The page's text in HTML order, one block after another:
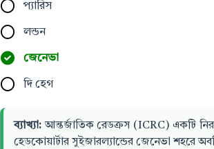
প্যারিস
লন্ডন
জেনেভা
দি হেগ
ব্যাখ্যা: আন্তর্জাতিক রেডক্রস (ICRC) একটি
হেডকোয়ার্টার সুইজারল্যান্ডের জেনেভা শহরে